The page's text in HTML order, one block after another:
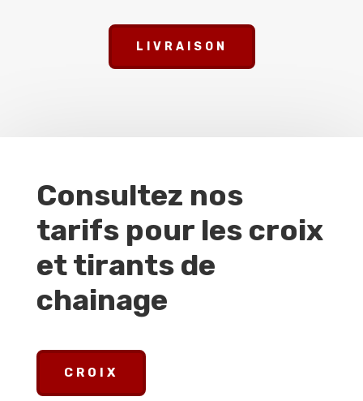
LIVRAISON
Consultez nos
tarifs pour les croix
et tirants de
chainage
CROIX